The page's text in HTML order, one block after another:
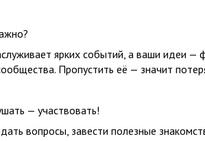
ярких событий, а ваши идеи —
Пропустить её — значит
— участвовать!
вопросы, завести полезные